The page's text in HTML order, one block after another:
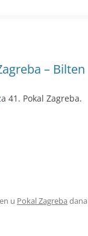
– Bilten
41. Pokal Zagreba.
u Pokal Zagreba dana